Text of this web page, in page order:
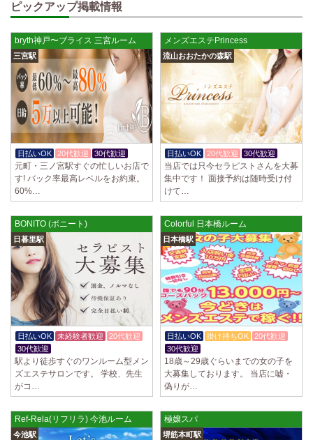
制服あり、ノルマ、罰金なし 高額報酬が稼げるだけでなく、高待遇や手
厚い福利厚生を完備しております！ぜひご活用ください♪ 指名…
2025/04/12[伏見駅]
sirena (シレーナ) 錦ルーム
制服あり、ノルマ、罰金なし 高額報酬が稼げるだけでなく、高待遇や手
厚い福利厚生を完備しております！ぜひご活用ください♪ 指名…
2025/04/09 [藤が丘駅]
sirena (シレーナ) 名東ルーム
制服あり、ノルマ、罰金なし 高額報酬が稼げるだけでなく、高待遇や手
厚い福利厚生を完備しております！ぜひご活用ください♪ 指名…
2025/04/08[勝川駅]
Cat’s (キャッツ)
間内でいつでも可能。 交通費支給あり 一緒に働いてくださ…
2025/04/05
[日本橋駅]
Aroma de Banana (あろばな)
オープンにつきセラピスト大募集！！ 求人探しに苦労されている貴方様
に朗報です！ 当店では講習制度を徹底しています。 セクハラ…
2025/04/04[吉祥寺駅]
LoveCHU (ラブチュ) 吉祥寺ルーム
やる気のあるセラピスト大募集！ 「本気で稼ぎたい！」「もっと人気セ
ラピストになりたい！」 そんなあなたを全力でサポートします…
2025/04/04
やる気のあるセラピスト大募集！ 「本気で稼ぎたい！」「もっと人気セ
ラピストになりたい！」 そんなあなたを全力でサポートします…
ピックアップ掲載情報
bryth神戸〜ブライス 三宮ルーム
三宮駅
日払いOK 20代歓迎 30代歓迎
元町・三ノ宮駅すぐの忙しいお店で
す! バック率最高レベルをお約束。
60%…
メンズエステPrincess
流山おおたかの森駅
日払いOK 20代歓迎 30代歓迎
当店では只今セラピストさんを大募
集中です！ 面接予約は随時受け付
けて…
BONITO (ボニート)
日暮里駅
日払いOK 未経験者歓迎
20代歓迎
30代歓迎
駅より徒歩すぐのワンルーム型メン
ズエステサロンです。 学校、先生
がコ…
Colorful 日本橋ルーム
日本橋駅
日払いOK 掛け持ちOK
20代歓迎
30代歓迎
18歳～29歳ぐらいまでの女の子を
大募集しております。 当店に嘘・
偽りが…
Ref-Rela(リフリラ) 今池ルーム
今池駅
極嬢スパ
堺筋本町駅